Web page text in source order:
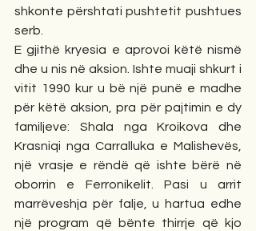
shkonte përshtati pushtetit pushtues
serb.
E gjithë kryesia e aprovoi këtë nismë
dhe u nis në aksion. Ishte muaji shkurt i
vitit 1990 kur u bë një punë e madhe
për këtë aksion, pra për pajtimin e dy
familjeve: Shala nga Kroikova dhe
Krasniqi nga Carralluka e Malishevës,
një vrasje e rëndë që ishte bërë në
oborrin e Ferronikelit. Pasi u arrit
marrëveshja për falje, u hartua edhe
një program që bënte thirrje që kjo